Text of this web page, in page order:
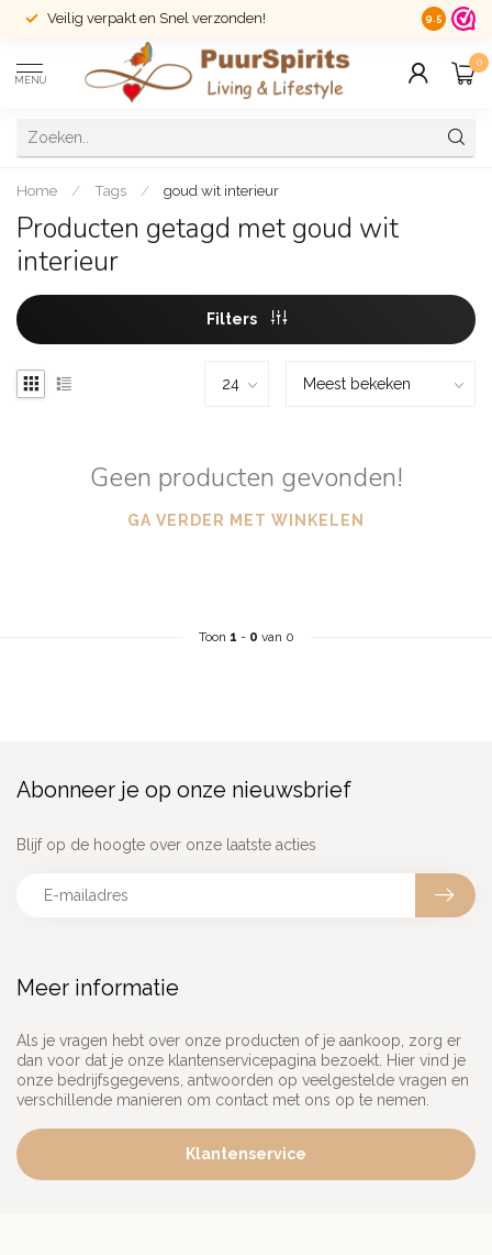
Veilig verpakt en Snel verzonden! 14 dagen
9.5
MENU
0
Home / Tags / goud wit interieur
Producten getagd met goud wit
interieur
Filters
Geen producten gevonden!
GA VERDER MET WINKELEN
Toon 1 - 0 van 0
Meer informatie
Als je vragen hebt over onze producten of je aankoop, zorg er
dan voor dat je onze klantenservicepagina bezoekt. Hier vind je
onze bedrijfsgegevens, antwoorden op veelgestelde vragen en
verschillende manieren om contact met ons op te nemen.
Klantenservice
Abonneer je op onze nieuwsbrief
Blijf op de hoogte over onze laatste acties